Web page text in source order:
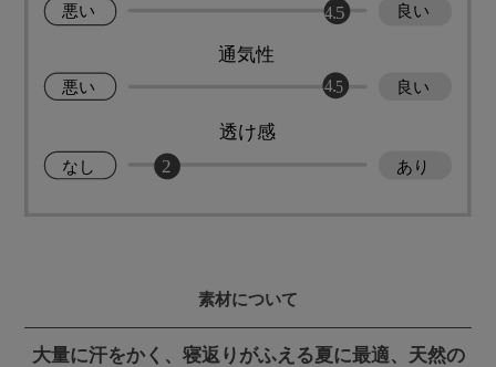
素材について
大量に汗をかく、寝返りがふえる夏に最適、天然の